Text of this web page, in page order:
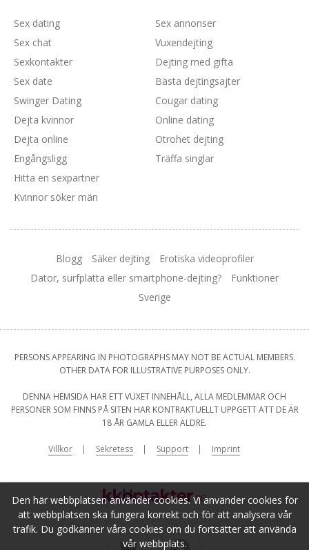
Den här webbplatsen använder cookies. Vi använder cookies för
att webbplatsen ska fungera korrekt och för att analysera vår
trafik. Du godkänner våra cookies om du fortsätter att använda
vår webbplats.
Sex dating
Sex chat
Sexkontakter
Sex date
Swinger Dating
Sex annonser
Vuxendejting
Dejting med gifta
Bästa dejtingsajter
Cougar dating
Dejta kvinnor
Dejta online
Engångsligg
Hitta en sexpartner
Kvinnor söker män
Online dating
Otrohet dejting
Träffa singlar
Blogg Säker dejting
Erotiska videoprofiler
Dator, surfplatta eller smartphone-dejting?
Funktioner
Sverige
PERSONS APPEARING IN PHOTOGRAPHS MAY NOT BE ACTUAL MEMBERS.
OTHER DATA FOR ILLUSTRATIVE PURPOSES ONLY.
DENNA HEMSIDA HAR ETT VUXET INNEHÅLL, ALLA MEDLEMMAR OCH
PERSONER SOM FINNS PÅ SITEN HAR KONTRAKTUELLT UPPGETT ATT DE ÄR
18 ÅR GAMLA ELLER ÄLDRE.
Villkor Sekretess Support Imprint